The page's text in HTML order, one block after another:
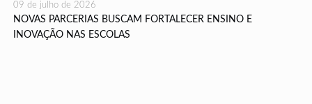
09 de julho de 2026
NOVAS PARCERIAS BUSCAM FORTALECER ENSINO E
INOVAÇÃO NAS ESCOLAS